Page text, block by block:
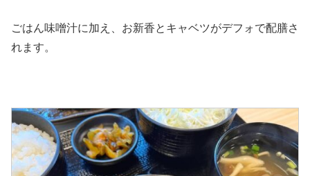
ごはん味噌汁に加え、お新香とキャベツがデフォで配膳さ
れます。